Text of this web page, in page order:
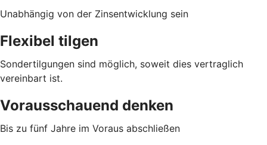
Unabhängig von der Zinsentwicklung sein
Flexibel tilgen
Sondertilgungen sind möglich, soweit dies vertraglich
vereinbart ist.
Vorausschauend denken
Bis zu fünf Jahre im Voraus abschließen